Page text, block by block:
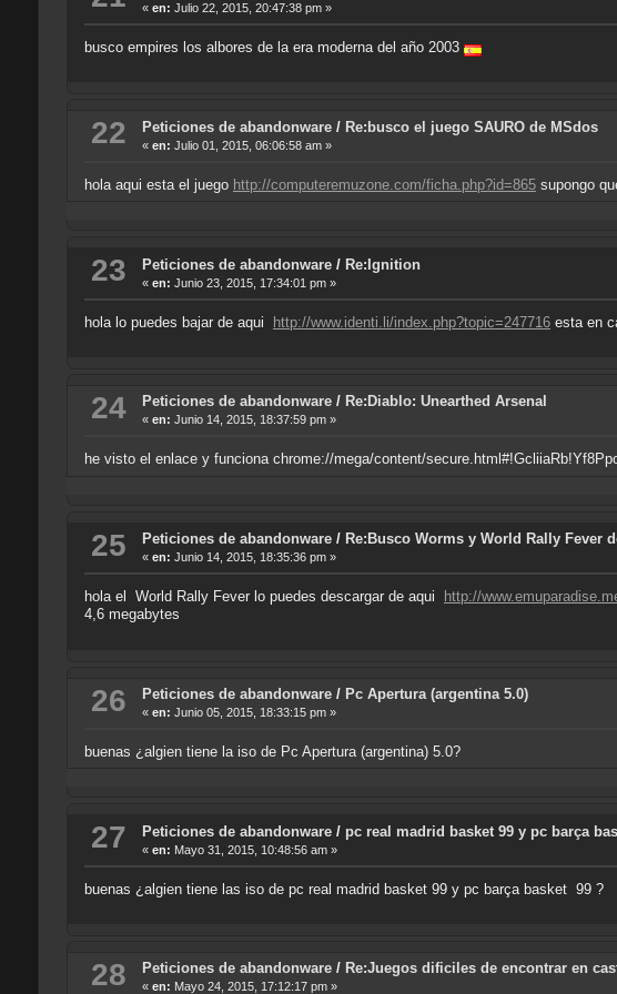
« en: Julio 22, 2015, 20:47:38 pm »
busco empires los albores de la era moderna del año 2003
22 Peticiones de abandonware/ Re:busco el juego SAURO de MSdos
« en: Julio 01, 2015, 06:06:58 am »
hola aqui esta el juego http://computeremuzone.com/ficha.php?id=865supongo
23 Peticiones de abandonware/ Re:Ignition
« en: Junio 23, 2015, 17:34:01 pm »
hola lo puedes bajar de aqui http://www.identi.li/index.php?topic=247716esta en
24 Peticiones de abandonware/ Re:Diablo: Unearthed Arsenal
« en: Junio 14, 2015, 18:37:59 pm »
he visto el enlace y funciona chrome://mega/content/
25 Peticiones de abandonware/ Re:Busco Worms y World Rally Fever
« en: Junio 14, 2015, 18:35:36 pm »
hola el World Rally Fever lo puedes descargar de aqui http://
4,6 megabytes
26 Peticiones de abandonware/ Pc Apertura (argentina 5.0)
« en: Junio 05, 2015, 18:33:15 pm »
buenas ¿algien tiene la iso de Pc Apertura (argentina) 5.0?
27 Peticiones de abandonware/ pc real madrid basket 99 y pc barça
« en: Mayo 31, 2015, 10:48:56 am »
buenas ¿algien tiene las iso de pc real madrid basket 99 y pc barça basket 99 ?
28 Peticiones de abandonware/ Re:Juegos dificiles de encontrar en
« en: Mayo 24, 2015, 17:12:17 pm »